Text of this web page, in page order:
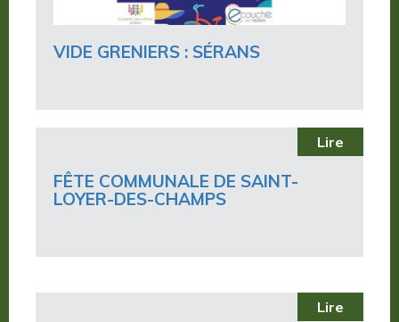
VIDE GRENIERS : SÉRANS
Lire
FÊTE COMMUNALE DE SAINT-
LOYER-DES-CHAMPS
Lire